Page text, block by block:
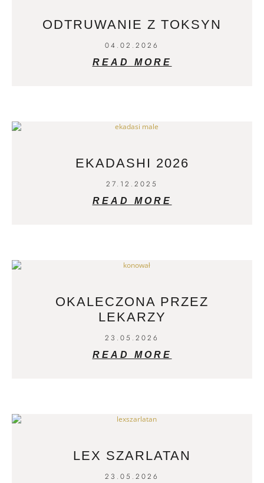
ODTRUWANIE Z TOKSYN
04.02.2026
READ MORE
EKADASHI 2026
27.12.2025
READ MORE
OKALECZONA PRZEZ
LEKARZY
23.05.2026
READ MORE
LEX SZARLATAN
23.05.2026